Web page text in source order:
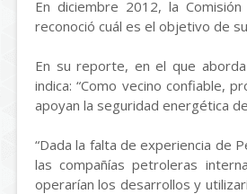
En diciembre 2012, la
reconoció cuál es el objetivo de
En su reporte, en el que
indica: “Como vecino confiable,
apoyan la seguridad energética
“Dada la falta de experiencia de
las compañías petroleras
operarían los desarrollos y